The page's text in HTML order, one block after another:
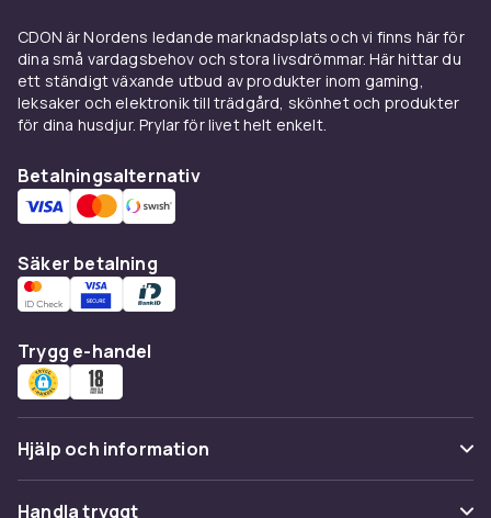
CDON är Nordens ledande marknadsplats och vi finns här för
dina små vardagsbehov och stora livsdrömmar. Här hittar du
ett ständigt växande utbud av produkter inom gaming,
leksaker och elektronik till trädgård, skönhet och produkter
för dina husdjur. Prylar för livet helt enkelt.
Betalningsalternativ
Säker betalning
Trygg e-handel
Hjälp och information
Vanliga frågor
Handla tryggt